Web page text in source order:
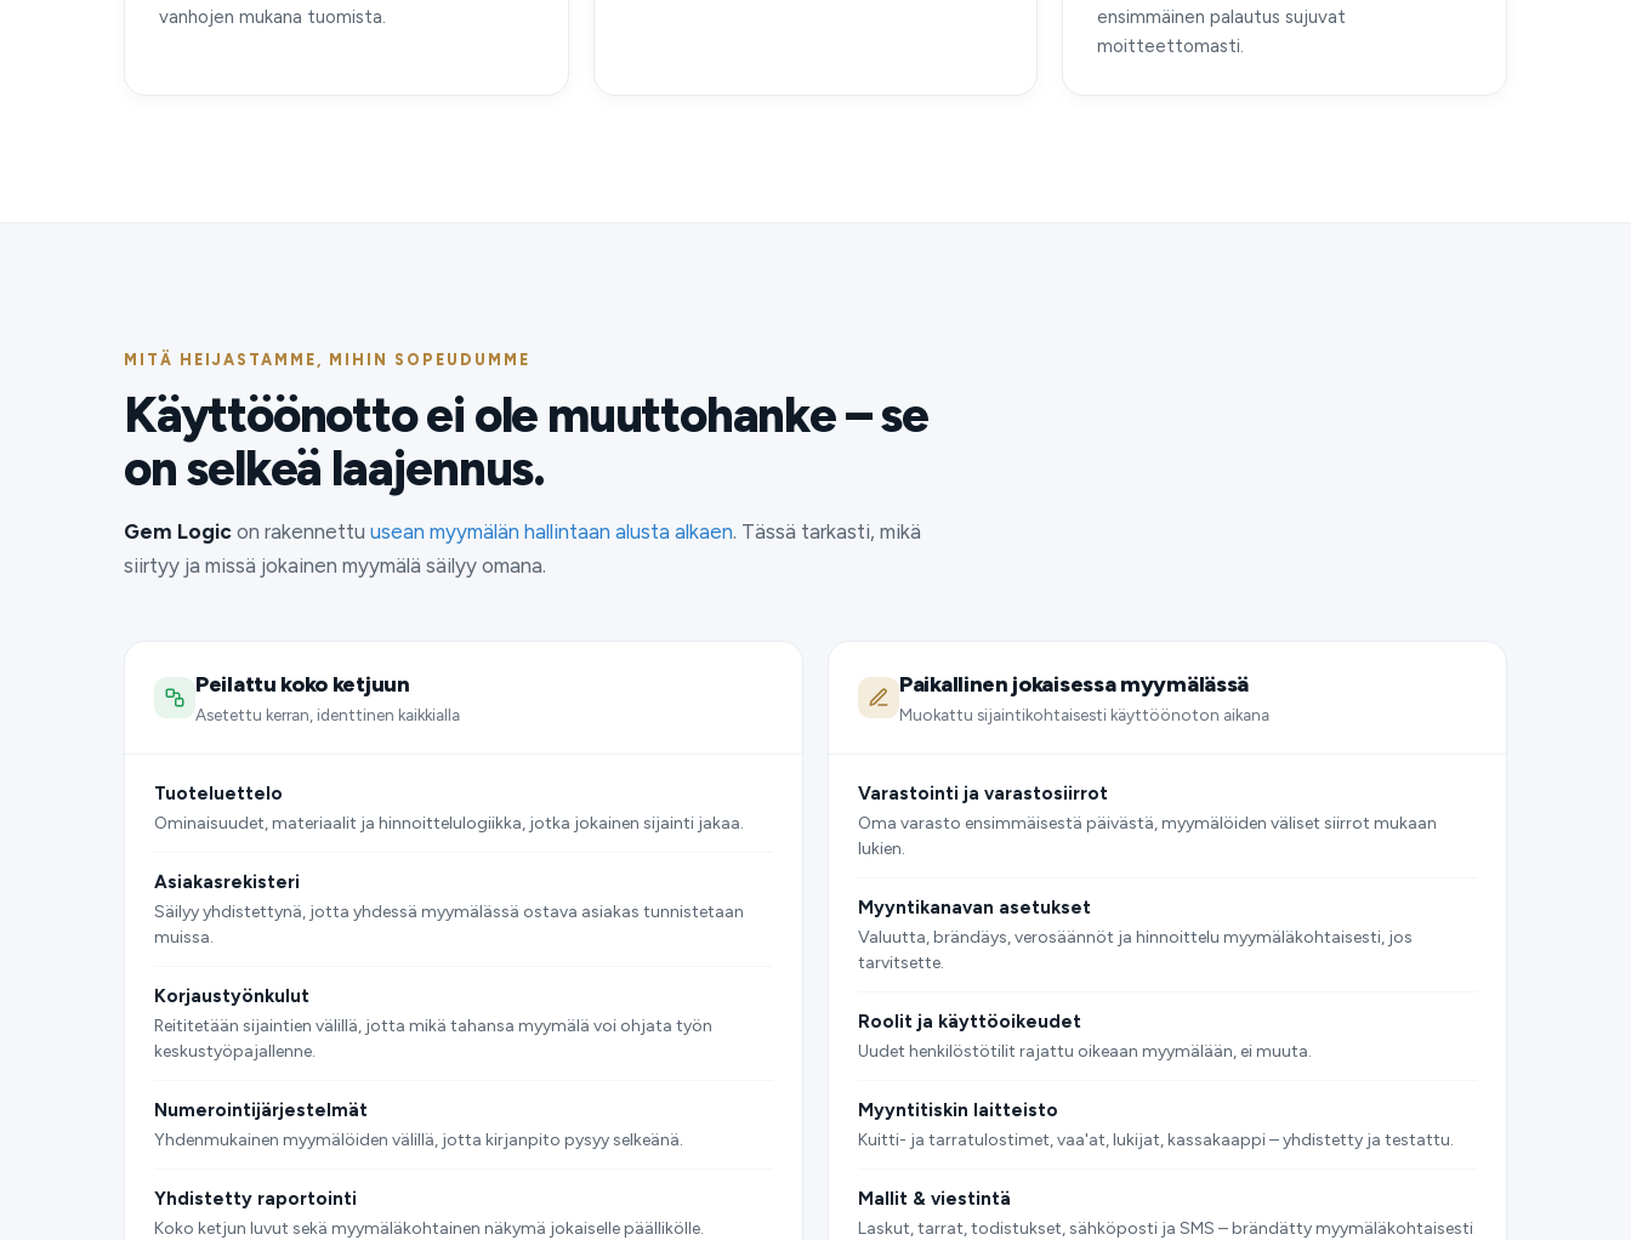
vanhojen mukana tuomista.
ensimmäinen palautus sujuvat
moitteettomasti.
MITÄ HEIJASTAMME, MIHIN SOPEUDUMME
Käyttöönotto ei ole muuttohanke – se
on selkeä laajennus.
Gem Logic on rakennettu usean myymälän hallintaan alusta alkaen. Tässä tarkasti, mikä
siirtyy ja missä jokainen myymälä säilyy omana.
Peilattu koko ketjuun
Asetettu kerran, identtinen kaikkialla
Tuoteluettelo
Ominaisuudet, materiaalit ja hinnoittelulogiikka, jotka jokainen sijainti jakaa.
Asiakasrekisteri
Säilyy yhdistettynä, jotta yhdessä myymälässä ostava asiakas tunnistetaan
muissa.
Korjaustyönkulut
Reititetään sijaintien välillä, jotta mikä tahansa myymälä voi ohjata työn
keskustyöpajallenne.
Numerointijärjestelmät
Yhdenmukainen myymälöiden välillä, jotta kirjanpito pysyy selkeänä.
Yhdistetty raportointi
Koko ketjun luvut sekä myymäläkohtainen näkymä jokaiselle päällikölle.
Paikallinen jokaisessa myymälässä
Muokattu sijaintikohtaisesti käyttöönoton aikana
Varastointi ja varastosiirrot
Oma varasto ensimmäisestä päivästä, myymälöiden väliset siirrot mukaan
lukien.
Myyntikanavan asetukset
Valuutta, brändäys, verosäännöt ja hinnoittelu myymäläkohtaisesti, jos
tarvitsette.
Roolit ja käyttöoikeudet
Uudet henkilöstötilit rajattu oikeaan myymälään, ei muuta.
Myyntitiskin laitteisto
Kuitti- ja tarratulostimet, vaa'at, lukijat, kassakaappi – yhdistetty ja testattu.
Mallit & viestintä
Laskut, tarrat, todistukset, sähköposti ja SMS – brändätty myymäläkohtaisesti